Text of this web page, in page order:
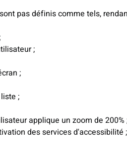
pas définis comme tels,
;
;
;
applique un zoom de 200%
des services d'accessibilité ;